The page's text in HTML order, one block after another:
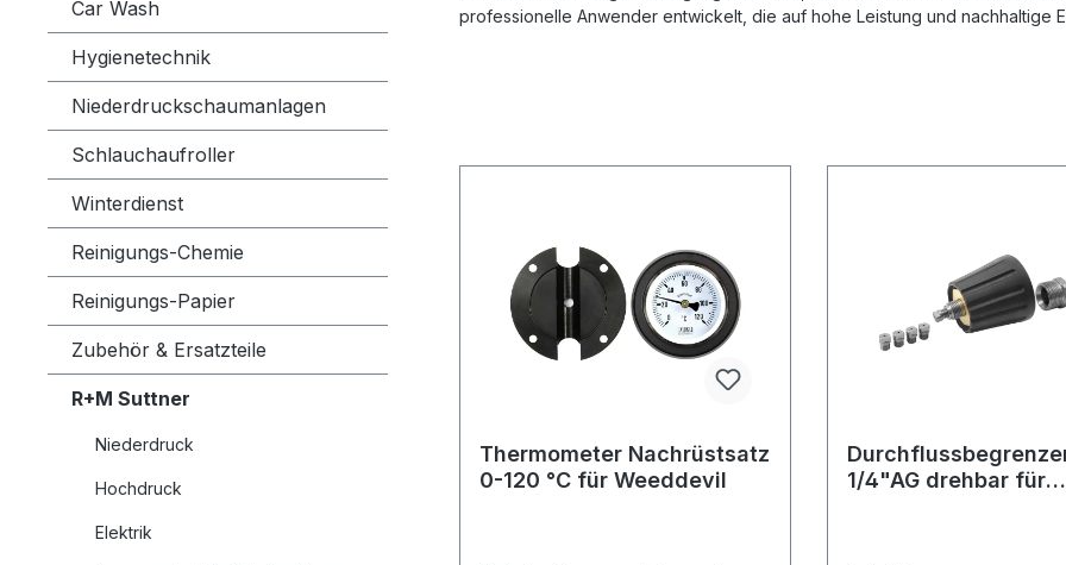
Car Wash
Hygienetechnik
Niederdruckschaumanlagen
Schlauchaufroller
Winterdienst
Reinigungs-Chemie
Reinigungs-Papier
Zubehör & Ersatzteile
R+M Suttner
Niederdruck
Hochdruck
Elektrik
professionelle Anwender entwickelt, die auf hohe Leistung und nachhaltige
Thermometer Nachrüstsatz
0-120 °C für Weeddevil
1/4"AG drehbar für